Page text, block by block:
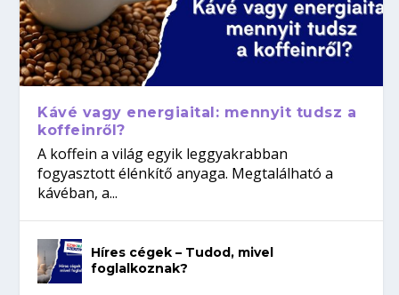
Kávé vagy energiaital: mennyit tudsz a
koffeinről?
A koffein a világ egyik leggyakrabban
fogyasztott élénkítő anyaga. Megtalálható a
kávéban, a...
Híres cégek – Tudod, mivel
foglalkoznak?